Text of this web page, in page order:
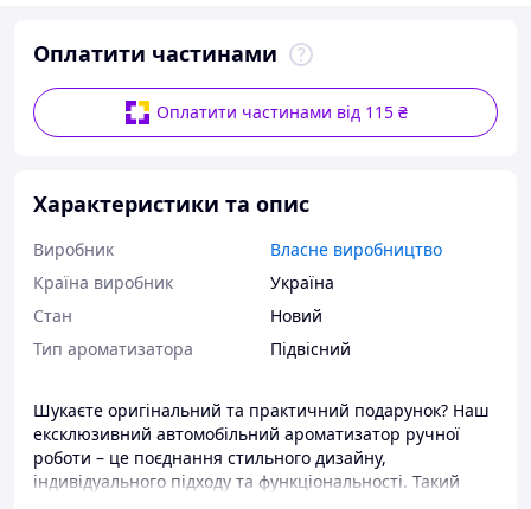
Оплатити частинами
Оплатити частинами від 115 ₴
Характеристики та опис
Виробник
Власне виробництво
Країна виробник
Україна
Стан
Новий
Тип ароматизатора
Підвісний
Шукаєте оригінальний та практичний подарунок? Наш
ексклюзивний автомобільний ароматизатор ручної
роботи – це поєднання стильного дизайну,
індивідуального підходу та функціональності. Такий